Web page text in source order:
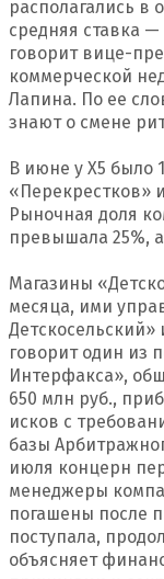
располагались в
средняя ставка —
говорит вице-
коммерческой
Лапина. По ее
знают о смене
В июне у X5 было
«Перекрестков»
Рыночная доля
превышала 25%,
Магазины
месяца, ими
говорит один из
Интерфакса»,
650 млн руб.,
исков с
базы
июля концерн
менеджеры
погашены после
поступала,
объясняет